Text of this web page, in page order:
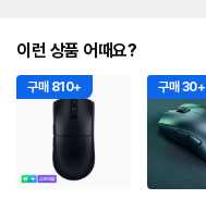
이런 상품 어때요?
구매 810+ 구매 30+